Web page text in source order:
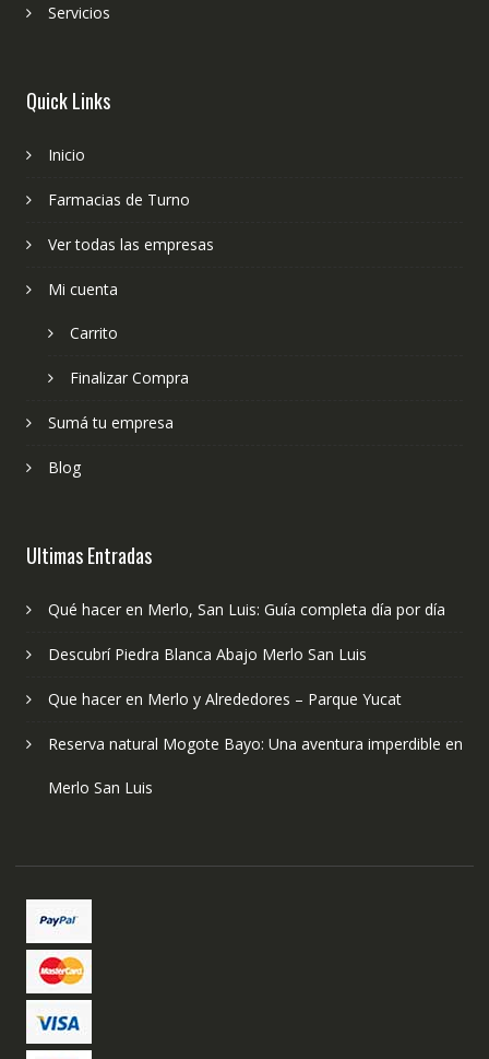
Servicios
Quick Links
Inicio
Farmacias de Turno
Ver todas las empresas
Mi cuenta
Carrito
Finalizar Compra
Sumá tu empresa
Blog
Ultimas Entradas
Qué hacer en Merlo, San Luis: Guía completa día por día
Descubrí Piedra Blanca Abajo Merlo San Luis
Que hacer en Merlo y Alrededores – Parque Yucat
Reserva natural Mogote Bayo: Una aventura imperdible en
Merlo San Luis